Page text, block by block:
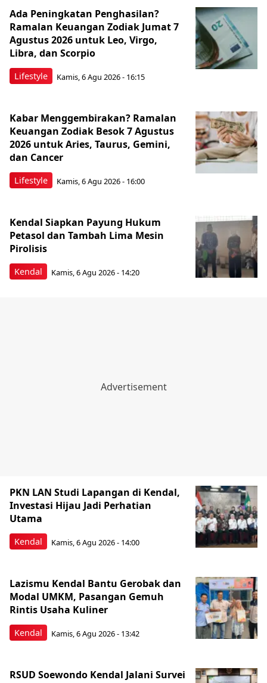
Lifestyle
Ada Peningkatan Penghasilan?
Ramalan Keuangan Zodiak Jumat 7
Agustus 2026 untuk Leo, Virgo,
Libra, dan Scorpio
Kamis, 6 Agu 2026 - 16:15
Lifestyle
Kabar Menggembirakan? Ramalan
Keuangan Zodiak Besok 7 Agustus
2026 untuk Aries, Taurus, Gemini,
dan Cancer
Kamis, 6 Agu 2026 - 16:00
Kendal
Kendal Siapkan Payung Hukum
Petasol dan Tambah Lima Mesin
Pirolisis
Kamis, 6 Agu 2026 - 14:20
Kendal
PKN LAN Studi Lapangan di Kendal,
Investasi Hijau Jadi Perhatian
Utama
Kamis, 6 Agu 2026 - 14:00
Kendal
Lazismu Kendal Bantu Gerobak dan
Modal UMKM, Pasangan Gemuh
Rintis Usaha Kuliner
Kamis, 6 Agu 2026 - 13:42
RSUD Soewondo Kendal Jalani Survei